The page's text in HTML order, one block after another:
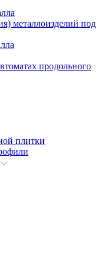
металлоизделий под
продольного
плитки